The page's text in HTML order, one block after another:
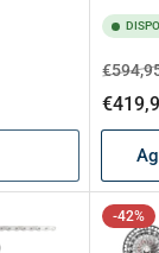
Prezzo
di
listino
-42%